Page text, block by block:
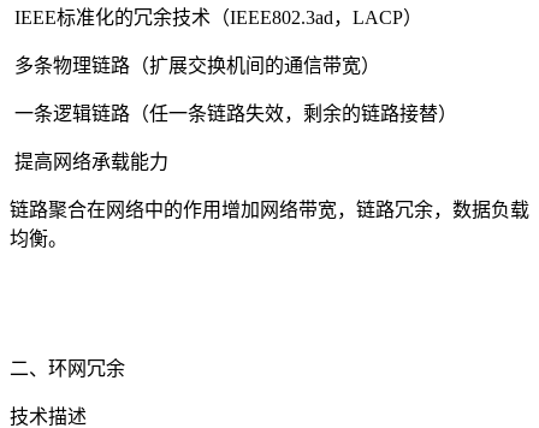
IEEE标准化的冗余技术（IEEE802.3ad，LACP）
多条物理链路（扩展交换机间的通信带宽）
一条逻辑链路（任一条链路失效，剩余的链路接替）
提高网络承载能力
链路聚合在网络中的作用增加网络带宽，链路冗余，数据负载
均衡。
二、环网冗余
技术描述